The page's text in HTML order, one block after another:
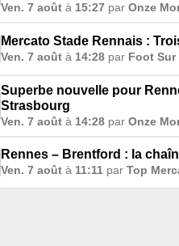
Ven. 7 août à 15:27 par Onze
Mercato Stade Rennais :
Ven. 7 août à 14:28 par Foot Sur
Superbe nouvelle pour
Strasbourg
Ven. 7 août à 14:28 par Onze
Rennes – Brentford : la
Ven. 7 août à 11:11 par Top